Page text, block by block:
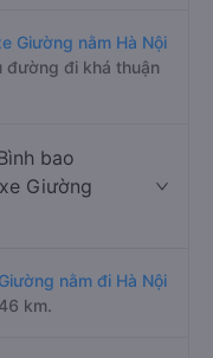
Giường nằm Hà Nội
đường đi khá thuận
bao
Giường
nằm đi Hà Nội
km.